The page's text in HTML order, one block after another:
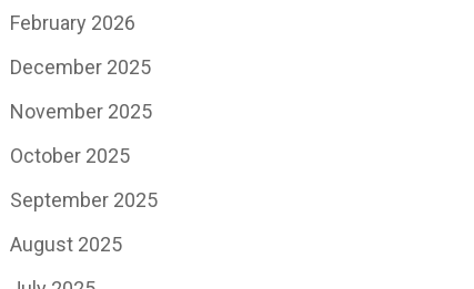
February 2026
December 2025
November 2025
October 2025
September 2025
August 2025